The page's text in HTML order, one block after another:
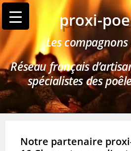
proxi-
Les
Réseau français
spécialistes des
Notre partenaire